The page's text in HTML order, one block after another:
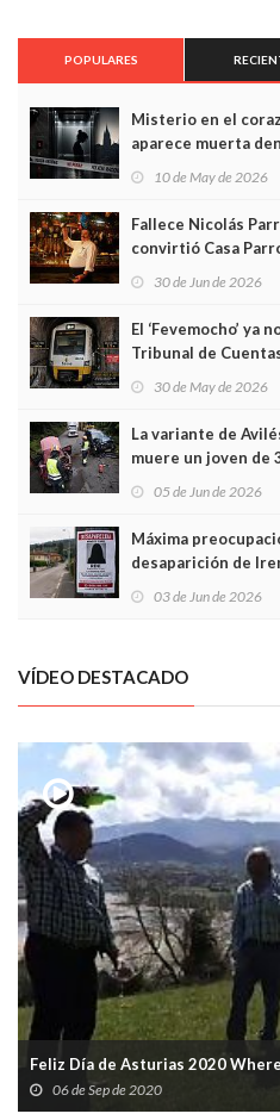
POPULARES
Misterio en el
aparece muerta
edificio y las
10 de May de 2026
Fallece Nicolás
convirtió Casa
Asturias en Madrid
30 de Jun de 2026
El ‘Fevemocho’ ya
Tribunal de
sobrecoste de los
30 de May de 2026
La variante de
muere un joven de
frontal
05 de Jun de 2026
Máxima
desaparición de
03 de Jun de 2026
VÍDEO DESTACADO
Feliz Día de Asturias 2020
06 de Sep de 2020